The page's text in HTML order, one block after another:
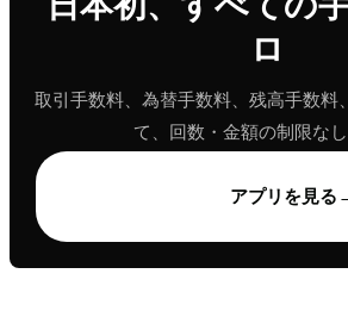
ロ
取引手数料、為替手数料、残高手数料
て、回数・金額の制限な
アプリを見る